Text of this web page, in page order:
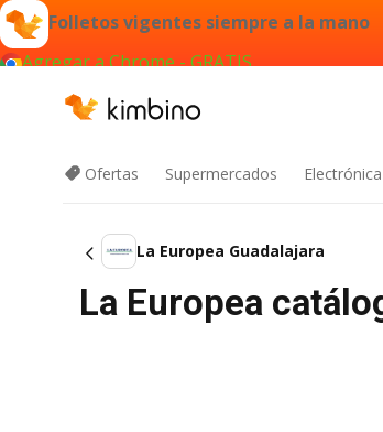
Folletos vigentes siempre a la mano
Agregar a Chrome - GRATIS
Ofertas Supermercados Electrónica
La Europea Guadalajara
La Europea